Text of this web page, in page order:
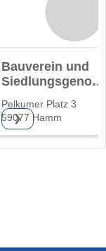
Bauverein und
Pelkumer Platz 3
59077 Hamm
❯